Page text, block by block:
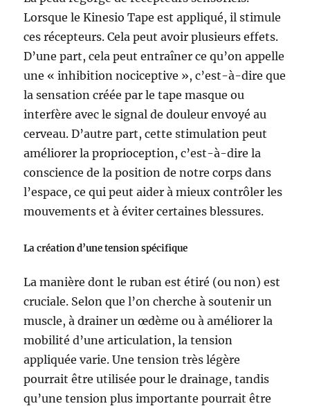
Lorsque le Kinesio Tape est appliqué, il stimule
ces récepteurs. Cela peut avoir plusieurs effets.
D’une part, cela peut entraîner ce qu’on appelle
une « inhibition nociceptive », c’est-à-dire que
la sensation créée par le tape masque ou
interfère avec le signal de douleur envoyé au
cerveau. D’autre part, cette stimulation peut
améliorer la proprioception, c’est-à-dire la
conscience de la position de notre corps dans
l’espace, ce qui peut aider à mieux contrôler les
mouvements et à éviter certaines blessures.
La création d’une tension spécifique
La manière dont le ruban est étiré (ou non) est
cruciale. Selon que l’on cherche à soutenir un
muscle, à drainer un œdème ou à améliorer la
mobilité d’une articulation, la tension
appliquée varie. Une tension très légère
pourrait être utilisée pour le drainage, tandis
qu’une tension plus importante pourrait être